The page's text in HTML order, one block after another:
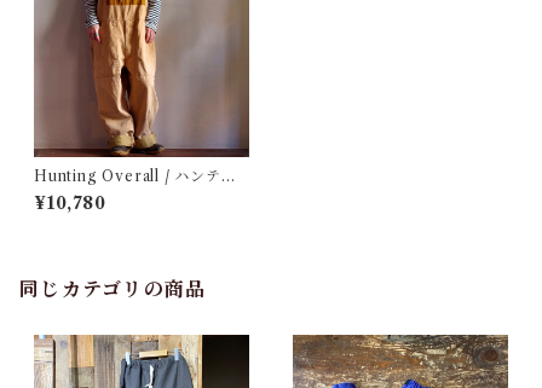
Hunting Overall / ハンティ
ング オーバーオール
¥10,780
同じカテゴリの商品